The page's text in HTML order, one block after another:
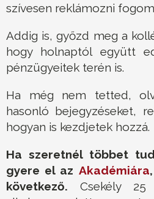
szívesen reklámozni
Addig is, győzd meg a
hogy holnaptól együtt
pénzügyeitek terén is.
Ha még nem tetted,
hasonló bejegyzéseket,
hogyan is kezdjetek hozzá.
Ha szeretnél többet
gyere el az Akadémiára
következő. Csekély